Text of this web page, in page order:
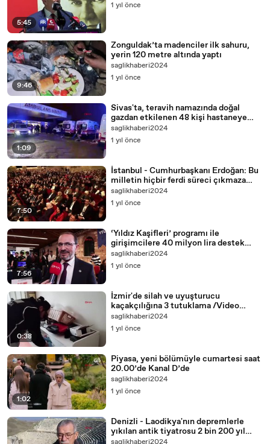
5:45
1 yıl önce
9:46
Zonguldak’ta madenciler ilk sahuru,
yerin 120 metre altında yaptı
saglikhaberi2024
1 yıl önce
1:09
Sivas'ta, teravih namazında doğal
gazdan etkilenen 48 kişi hastaneye
kaldırıldı
saglikhaberi2024
1 yıl önce
7:50
İstanbul - Cumhurbaşkanı Erdoğan: Bu
milletin hiçbir ferdi süreci çıkmaza
sokanları affetmeyecektir
saglikhaberi2024
1 yıl önce
7:56
‘Yıldız Kaşifleri’ programı ile
girişimcilere 40 milyon lira destek
sağlanacak
saglikhaberi2024
1 yıl önce
0:38
İzmir'de silah ve uyuşturucu
kaçakçılığına 3 tutuklama /Video
eklendi
saglikhaberi2024
1 yıl önce
1:02
Piyasa, yeni bölümüyle cumartesi saat
20.00’de Kanal D’de
saglikhaberi2024
1 yıl önce
Denizli - Laodikya'nın depremlerle
yıkılan antik tiyatrosu 2 bin 200 yıl
öncesine döndürüldü /Video eklendi